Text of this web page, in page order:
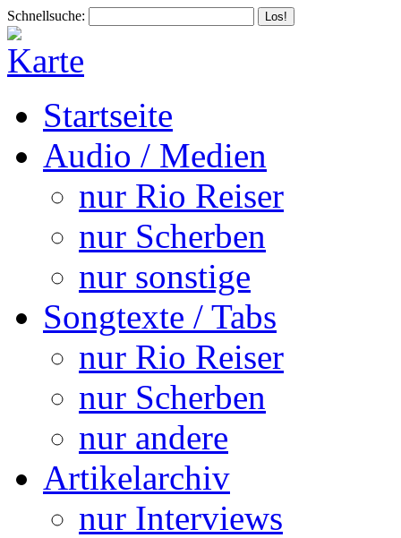
Schnellsuche:
Startseite
Audio / Medien
nur Rio Reiser
nur Scherben
nur sonstige
Songtexte / Tabs
nur Rio Reiser
nur Scherben
nur andere
Artikelarchiv
nur Interviews